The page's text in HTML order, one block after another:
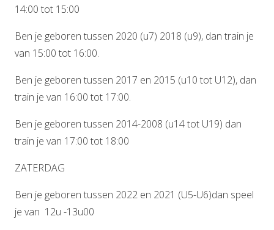
14:00 tot 15:00
Ben je geboren tussen 2020 (u7) 2018 (u9), dan train je
van 15:00 tot 16:00.
Ben je geboren tussen 2017 en 2015 (u10 tot U12), dan
train je van 16:00 tot 17:00.
Ben je geboren tussen 2014-2008 (u14 tot U19) dan
train je van 17:00 tot 18:00
ZATERDAG
Ben je geboren tussen 2022 en 2021 (U5-U6)dan speel
je van 12u -13u00